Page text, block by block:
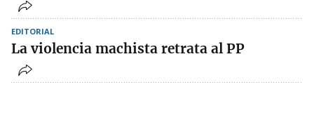
EDITORIAL
La violencia machista retrata al PP